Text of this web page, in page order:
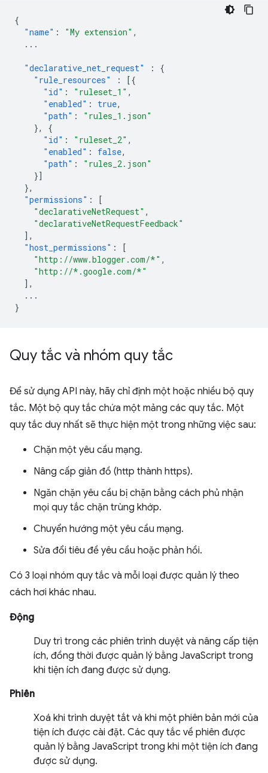
{
"name" : "My extension" ,
...
"declarative_net_request" :
{
"rule_resources"
:
[{
"id" : "ruleset_1" ,
"enabled" : true,
"path" :
"rules_1.json"
},
{
"id" : "ruleset_2" ,
"enabled" : false,
"path" :
"rules_2.json"
}]
},
"permissions" :
[
"declarativeNetRequest" ,
"declarativeNetRequestFeedback"
],
"host_permissions" :
[
"http://www.blogger.com/*" ,
"http://*.google.com/*"
],
...
}
Quy tắc và nhóm quy tắc
Để sử dụng API này, hãy chỉ định một hoặc nhiều bộ quy
tắc. Một bộ quy tắc chứa một mảng các quy tắc. Một
quy tắc duy nhất sẽ thực hiện một trong những việc sau:
Chặn một yêu cầu mạng.
Nâng cấp giản đồ (http thành https).
Ngăn chặn yêu cầu bị chặn bằng cách phủ nhận
mọi quy tắc chặn trùng khớp.
Chuyển hướng một yêu cầu mạng.
Sửa đổi tiêu đề yêu cầu hoặc phản hồi.
Có 3 loại nhóm quy tắc và mỗi loại được quản lý theo
cách hơi khác nhau.
Động
Duy trì trong các phiên trình duyệt và nâng cấp tiện
ích, đồng thời được quản lý bằng JavaScript trong
khi tiện ích đang được sử dụng.
Phiên
Xoá khi trình duyệt tắt và khi một phiên bản mới của
tiện ích được cài đặt. Các quy tắc về phiên được
quản lý bằng JavaScript trong khi một tiện ích đang
được sử dụng.